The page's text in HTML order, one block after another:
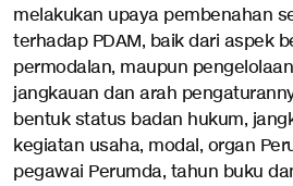
melakukan upaya pembenahan
terhadap PDAM, baik dari aspek
permodalan, maupun
jangkauan dan arah
bentuk status badan hukum,
kegiatan usaha, modal, organ
pegawai Perumda, tahun buku